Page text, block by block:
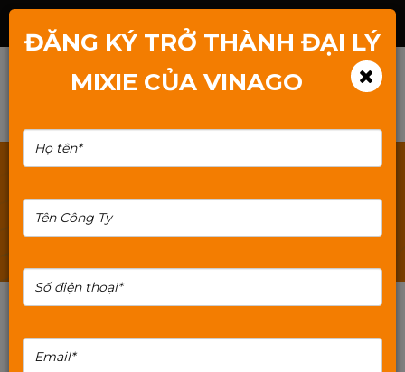
ĐĂNG KÝ TRỞ THÀNH ĐẠI LÝ
MIXIE CỦA VINAGO